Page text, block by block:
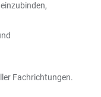
Fachrichtungen.